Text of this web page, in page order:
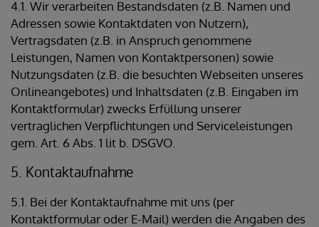
4.1. Wir verarbeiten Bestandsdaten (z.B. Namen und
Adressen sowie Kontaktdaten von Nutzern),
Vertragsdaten (z.B. in Anspruch genommene
Leistungen, Namen von Kontaktpersonen) sowie
Nutzungsdaten (z.B. die besuchten Webseiten unseres
Onlineangebotes) und Inhaltsdaten (z.B. Eingaben im
Kontaktformular) zwecks Erfüllung unserer
vertraglichen Verpflichtungen und Serviceleistungen
gem. Art. 6 Abs. 1 lit b. DSGVO.
5. Kontaktaufnahme
5.1. Bei der Kontaktaufnahme mit uns (per
Kontaktformular oder E-Mail) werden die Angaben des